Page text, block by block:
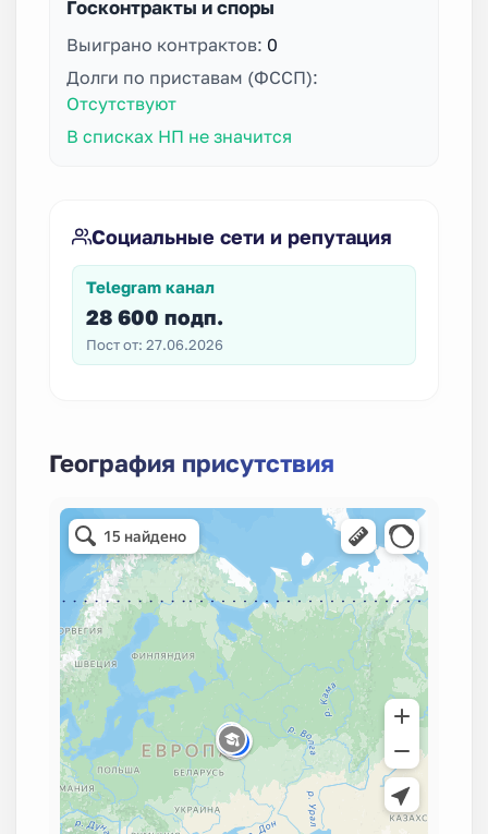
Госконтракты и споры
Выиграно контрактов: 0
Долги по приставам (ФССП):
Отсутствуют
В списках НП не значится
Социальные сети и репутация
Telegram канал
28 600 подп.
Пост от: 27.06.2026
География присутствия